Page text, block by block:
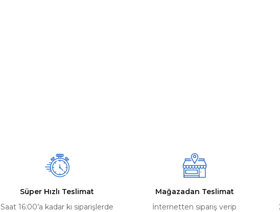
Süper Hızlı Teslimat
Saat 16:00’a kadar ki siparişlerde
Mağazadan Teslimat
İnternetten sipariş verip